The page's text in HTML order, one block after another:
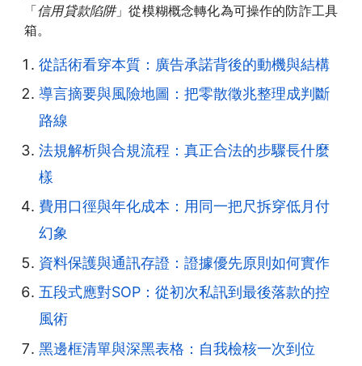
「信用貸款陷阱」從模糊概念轉化為可操作的防詐工具
箱。
從話術看穿本質：廣告承諾背後的動機與結構
導言摘要與風險地圖：把零散徵兆整理成判斷
路線
法規解析與合規流程：真正合法的步驟長什麼
樣
費用口徑與年化成本：用同一把尺拆穿低月付
幻象
資料保護與通訊存證：證據優先原則如何實作
五段式應對SOP：從初次私訊到最後落款的控
風術
黑邊框清單與深黑表格：自我檢核一次到位